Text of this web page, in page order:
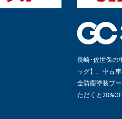
長崎･佐世保の
ッグ】、中古
全防塵塗装ブ
ただくと